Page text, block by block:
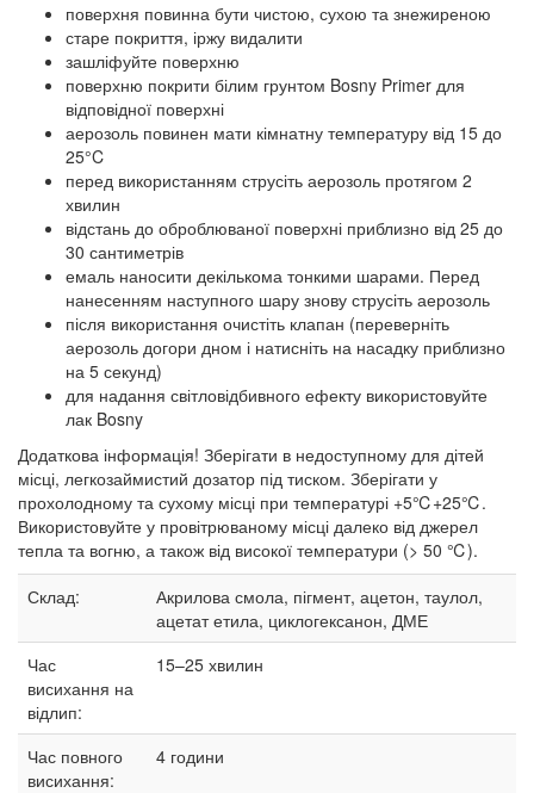
поверхня повинна бути чистою, сухою та знежиреною
старе покриття, іржу видалити
зашліфуйте поверхню
поверхню покрити білим грунтом Bosny Primer для
відповідної поверхні
аерозоль повинен мати кімнатну температуру від 15 до
25°C
перед використанням струсіть аерозоль протягом 2
хвилин
відстань до оброблюваної поверхні приблизно від 25 до
30 сантиметрів
емаль наносити декількома тонкими шарами. Перед
нанесенням наступного шару знову струсіть аерозоль
після використання очистіть клапан (переверніть
аерозоль догори дном і натисніть на насадку приблизно
на 5 секунд)
для надання світловідбивного ефекту використовуйте
лак Bosny
Додаткова інформація! Зберігати в недоступному для дітей
місці, легкозаймистий дозатор під тиском. Зберігати у
прохолодному та сухому місці при температурі +5℃+25℃.
Використовуйте у провітрюваному місці далеко від джерел
тепла та вогню, а також від високої температури (> 50 ℃).
Склад:
Акрилова смола, пігмент, ацетон, таулол,
ацетат етила, циклогексанон, ДМЕ
Час
висихання на
відлип:
15–25 хвилин
Час повного
висихання:
4 години